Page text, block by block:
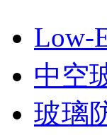
Low-
中空
玻璃